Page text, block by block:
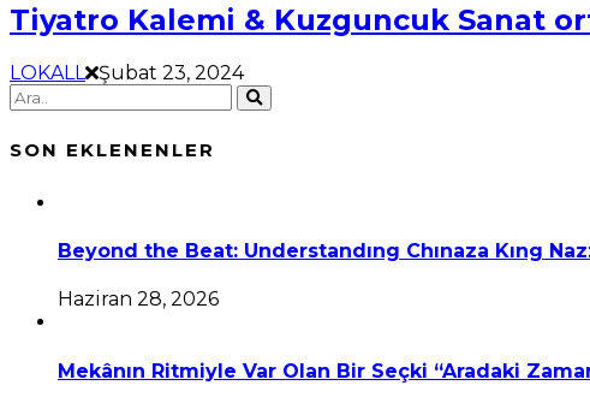
Tiyatro Kalemi & Kuzguncuk Sanat
LOKALL Şubat 23, 2024
SON EKLENENLER
Beyond the Beat: Understandıng Chınaza Kıng
Haziran 28, 2026
Mekânın Ritmiyle Var Olan Bir Seçki “Aradaki